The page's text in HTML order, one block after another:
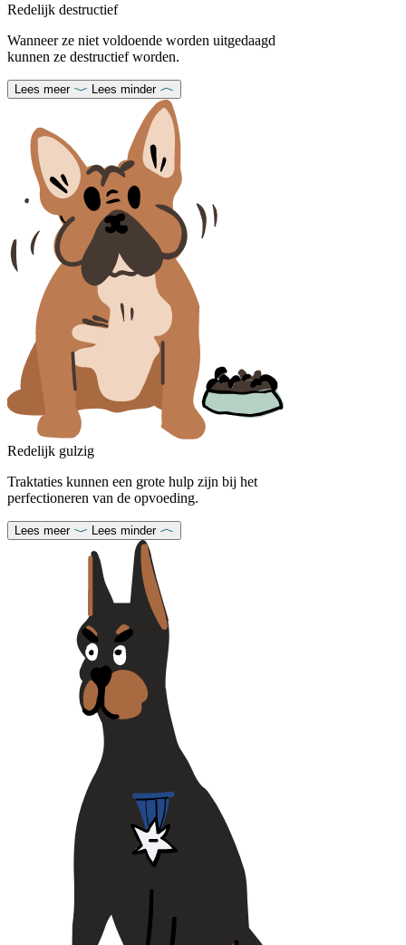
Redelijk destructief
Wanneer ze niet voldoende worden uitgedaagd
kunnen ze destructief worden.
Lees meer Lees minder
Redelijk gulzig
Traktaties kunnen een grote hulp zijn bij het
perfectioneren van de opvoeding.
Lees meer Lees minder